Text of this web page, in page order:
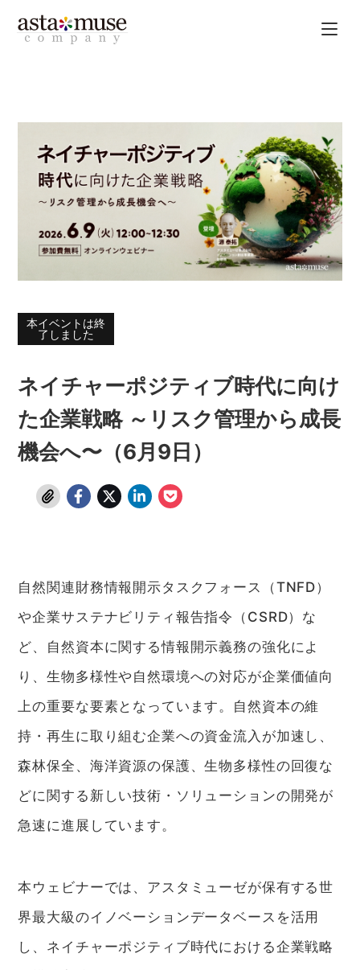
本イベントは終
了しました
ネイチャーポジティブ時代に向け
た企業戦略 ～リスク管理から成長
機会へ〜（6月9日）
自然関連財務情報開示タスクフォース（TNFD）
や企業サステナビリティ報告指令（CSRD）な
ど、自然資本に関する情報開示義務の強化によ
り、生物多様性や自然環境への対応が企業価値向
上の重要な要素となっています。自然資本の維
持・再生に取り組む企業への資金流入が加速し、
森林保全、海洋資源の保護、生物多様性の回復な
どに関する新しい技術・ソリューションの開発が
急速に進展しています。
本ウェビナーでは、アスタミューゼが保有する世
界最大級のイノベーションデータベースを活用
し、ネイチャーポジティブ時代における企業戦略